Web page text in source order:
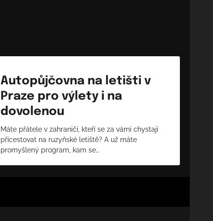
Autopůjčovna na letišti v
Praze pro výlety i na
dovolenou
Máte přátele v zahraničí, kteří se za vámi chystají
přicestovat na ruzyňské letiště? A už máte
promyšlený program, kam se…